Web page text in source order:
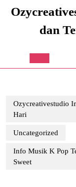
dan
Open
Ozycreativestudio
Hari
Uncategorized
Info Musik K Pop
Sweet